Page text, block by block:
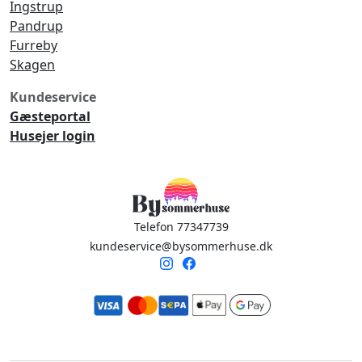
Ingstrup
Pandrup
Furreby
Skagen
Kundeservice
Gæsteportal
Husejer login
Telefon 77347739
kundeservice@bysommerhuse.dk